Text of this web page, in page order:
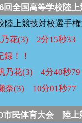
回全国高等学校陸
陸上競技対校選手
花(3) 2分15秒33
！！
乃花(3) 4分40秒79
奈(3) 10分01秒77
市民体育大会 陸上